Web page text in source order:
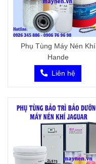
Phụ Tùng Máy Nén Khí
Hande
Liên hệ